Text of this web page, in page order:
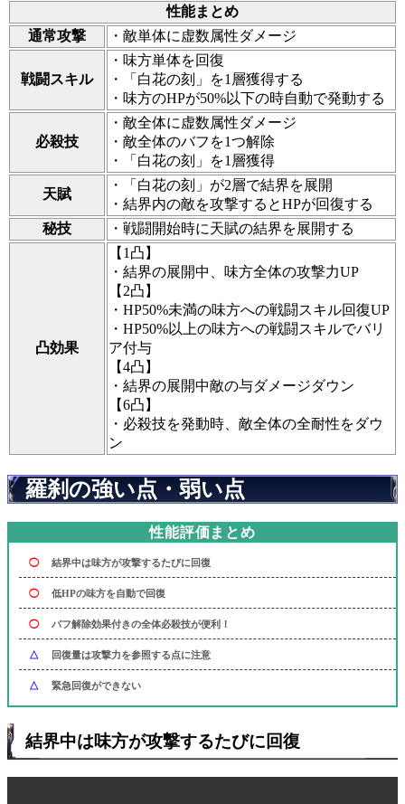
性能まとめ
通常攻撃
・敵単体に虚数属性ダメージ
戦闘スキル
・味方単体を回復
・「白花の刻」を1層獲得する
・味方のHPが50%以下の時自動で発動する
必殺技
・敵全体に虚数属性ダメージ
・敵全体のバフを1つ解除
・「白花の刻」を1層獲得
天賦
・「白花の刻」が2層で結界を展開
・結界内の敵を攻撃するとHPが回復する
秘技
・戦闘開始時に天賦の結界を展開する
凸効果
【1凸】
・結界の展開中、味方全体の攻撃力UP
【2凸】
・HP50%未満の味方への戦闘スキル回復UP
・HP50%以上の味方への戦闘スキルでバリ
ア付与
【4凸】
・結界の展開中敵の与ダメージダウン
【6凸】
・必殺技を発動時、敵全体の全耐性をダウ
ン
羅刹の強い点・弱い点
性能評価まとめ
◯結界中は味方が攻撃するたびに回復
◯低HPの味方を自動で回復
◯バフ解除効果付きの全体必殺技が便利！
△ 回復量は攻撃力を参照する点に注意
△ 緊急回復ができない
結界中は味方が攻撃するたびに回復